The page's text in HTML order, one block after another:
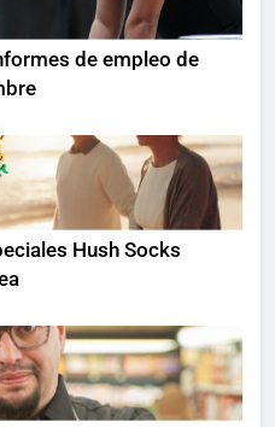
de empleo de
Hush Socks